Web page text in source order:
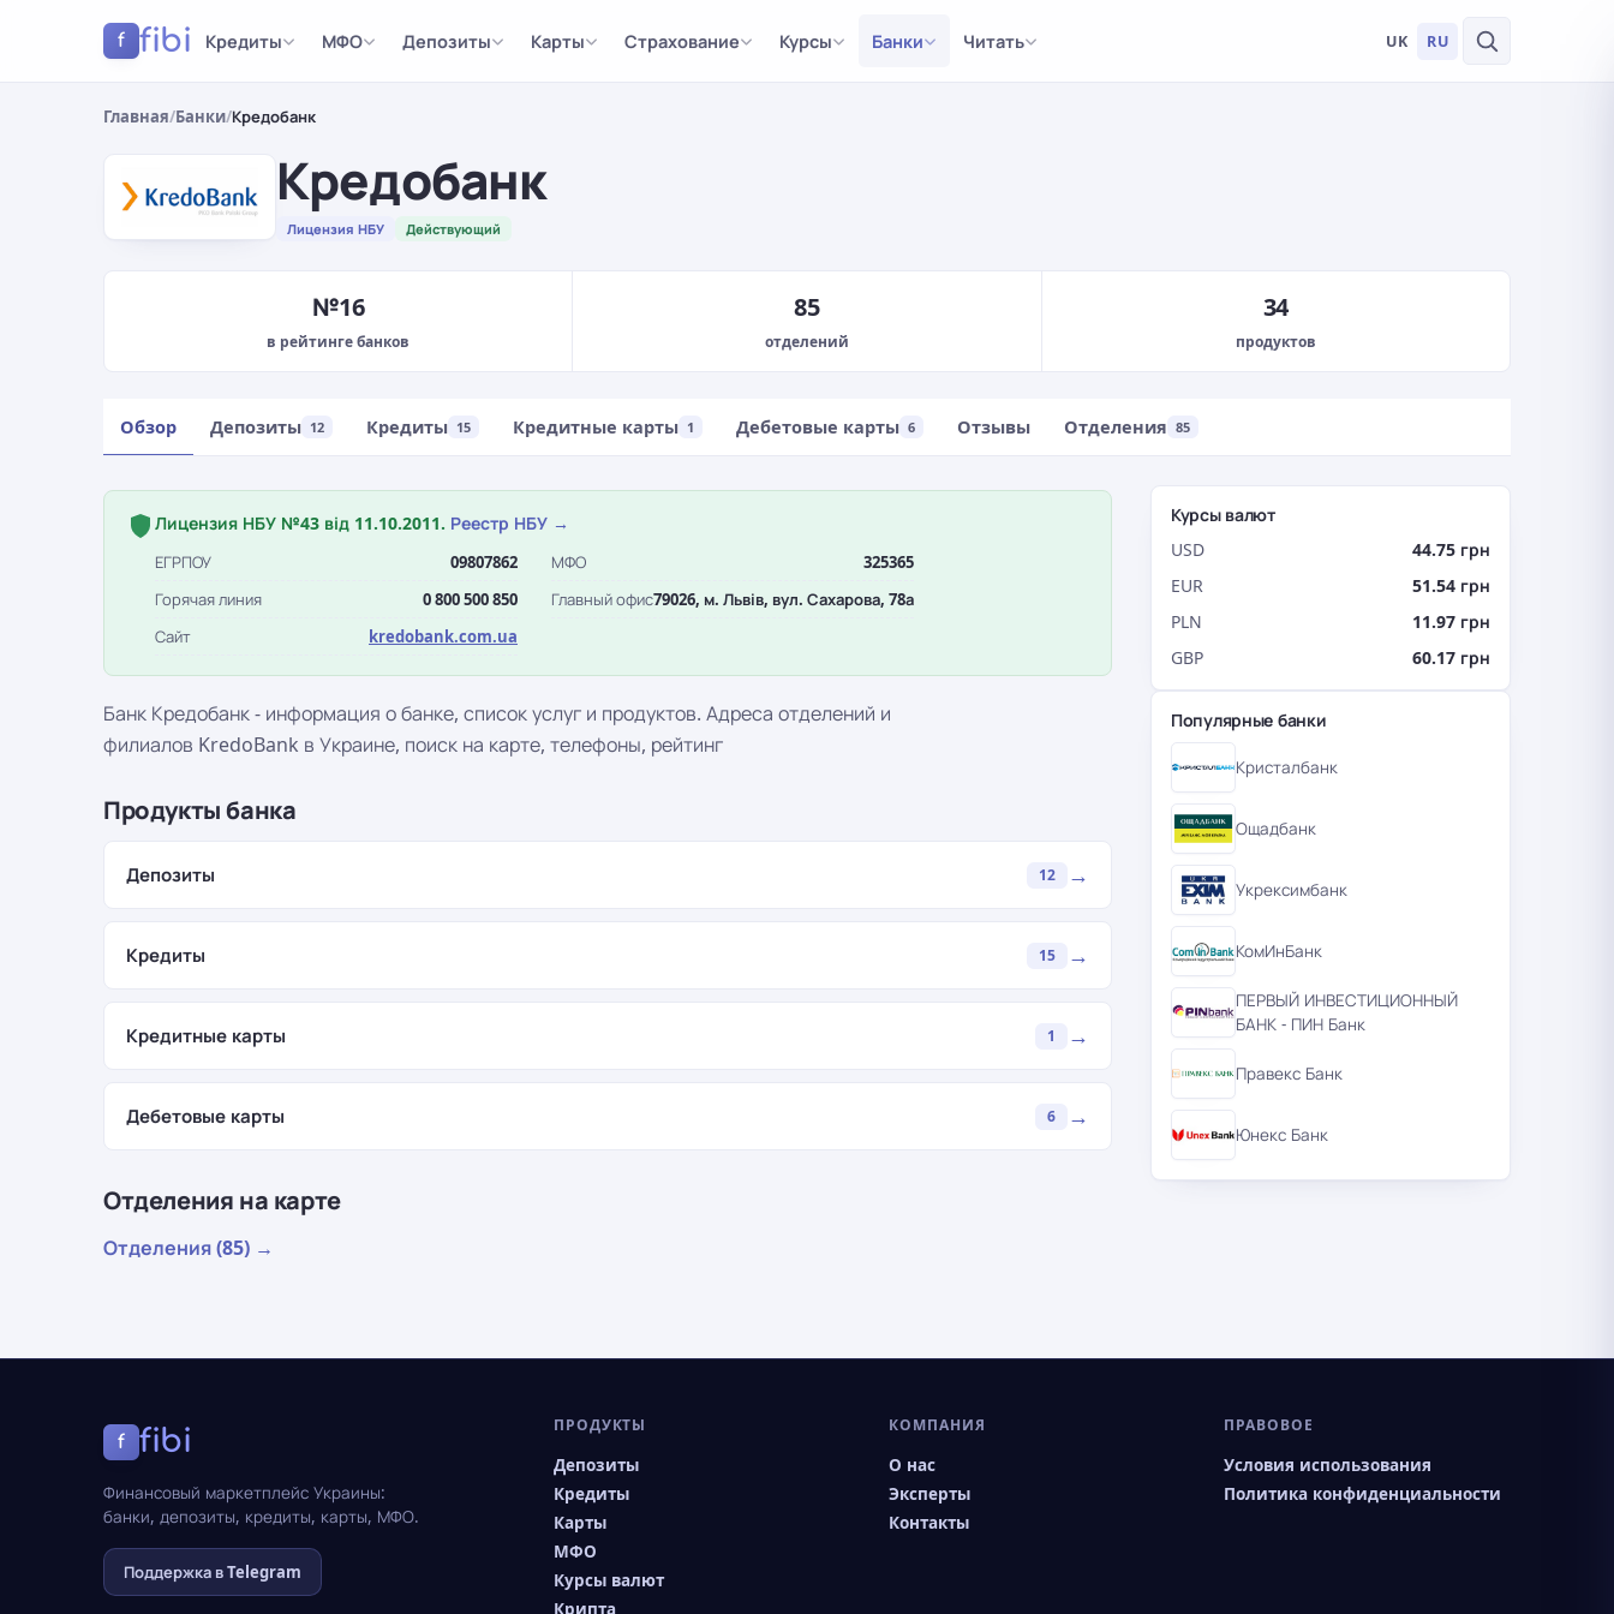
f fibi Кредиты МФО Депозиты Карты Страхование Курсы Банки Читать UK RU
Главная/Банки/Кредобанк
Кредобанк
Лицензия НБУ Действующий
№16
в рейтинге банков
85
отделений
34
продуктов
Обзор Депозиты 12 Кредиты 15 Кредитные карты 1 Дебетовые карты 6 Отзывы Отделения 85
Лицензия НБУ №43 від 11.10.2011. Реестр НБУ →
ЕГРПОУ 09807862 МФО
325365
Горячая линия
0 800 500 850 Главный офис79026, м. Львів, вул. Сахарова, 78а
Сайт
kredobank.com.ua
Банк Кредобанк - информация о банке, список услуг и продуктов. Адреса отделений и
филиалов KredoBank в Украине, поиск на карте, телефоны, рейтинг
Продукты банка
Депозиты 12 →
Кредиты 15 →
Кредитные карты 1 →
Дебетовые карты 6 →
Отделения на карте
Отделения (85) →
Курсы валют
USD
44.75 грн
EUR
51.54 грн
PLN
11.97 грн
GBP
60.17 грн
Популярные банки
Кристалбанк
Ощадбанк
Укрексимбанк
КомИнБанк
ПЕРВЫЙ ИНВЕСТИЦИОННЫЙ
БАНК - ПИН Банк
Правекс Банк
Юнекс Банк
f fibi
Финансовый маркетплейс Украины:
банки, депозиты, кредиты, карты, МФО.
Поддержка в Telegram
ПРОДУКТЫ
Депозиты
Кредиты
Карты
МФО
Курсы валют
Крипта
КОМПАНИЯ
О нас
Эксперты
Контакты
ПРАВОВОЕ
Условия использования
Политика конфиденциальности